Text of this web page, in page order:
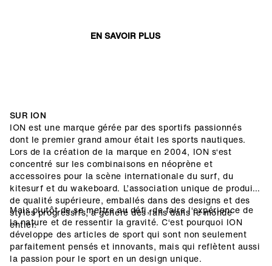
EN SAVOIR PLUS
()=>i(r.text)
SUR ION
ION est une marque gérée par des sportifs passionnés
dont le premier grand amour était les sports nautiques.
Lors de la création de la marque en 2004, ION s‘est
concentré sur les combinaisons en néoprène et
accessoires pour la scène internationale du surf, du
kitesurf et du wakeboard. L’association unique de produits
de qualité supérieure, emballés dans des designs et des
styles progressifs, a généré des fans dans le monde
entier.
Mais plutôt de se mettre au défi, de faire l‘expérience de
la nature et de ressentir la gravité. C‘est pourquoi ION
développe des articles de sport qui sont non seulement
parfaitement pensés et innovants, mais qui reflètent aussi
la passion pour le sport en un design unique.